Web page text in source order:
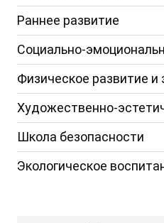
Раннее развитие
Социально-
Физическое развитие и
Художественно-
Школа безопасности
Экологическое